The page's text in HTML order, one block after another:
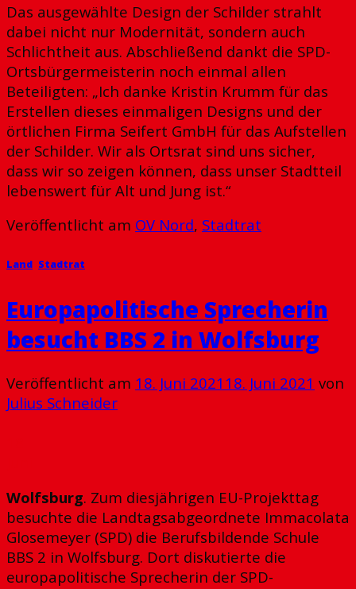
Das ausgewählte Design der Schilder strahlt
dabei nicht nur Modernität, sondern auch
Schlichtheit aus. Abschließend dankt die SPD-
Ortsbürgermeisterin noch einmal allen
Beteiligten: „Ich danke Kristin Krumm für das
Erstellen dieses einmaligen Designs und der
örtlichen Firma Seifert GmbH für das Aufstellen
der Schilder. Wir als Ortsrat sind uns sicher,
dass wir so zeigen können, dass unser Stadtteil
lebenswert für Alt und Jung ist.“
Veröffentlicht am OV Nord, Stadtrat
Land Stadtrat
Europapolitische Sprecherin
besucht BBS 2 in Wolfsburg
Veröffentlicht am 18. Juni 2021 18. Juni 2021 von
Julius Schneider
Wolfsburg. Zum diesjährigen EU-Projekttag
besuchte die Landtagsabgeordnete Immacolata
Glosemeyer (SPD) die Berufsbildende Schule
BBS 2 in Wolfsburg. Dort diskutierte die
europapolitische Sprecherin der SPD-